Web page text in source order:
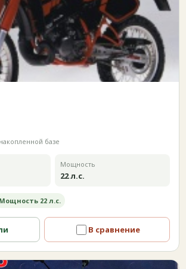
базе
Мощность
22 л.с.
Мощность 22 л.с.
В сравнение